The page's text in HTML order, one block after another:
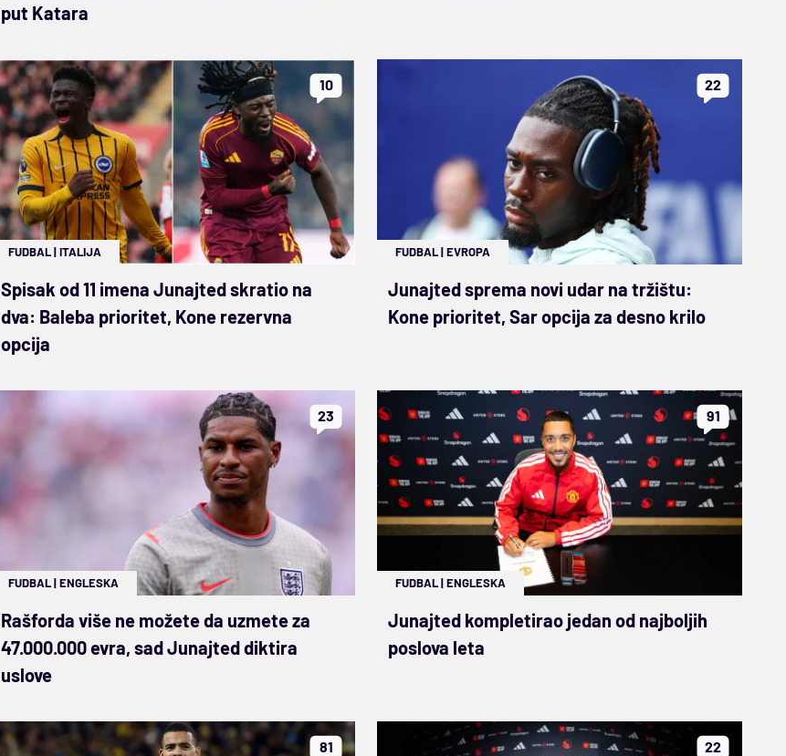
put Katara
10
FUDBAL|ITALIJA
Spisak od 11 imena Junajted skratio na
dva: Baleba prioritet, Kone rezervna
opcija
22
FUDBAL|EVROPA
Junajted sprema novi udar na tržištu:
Kone prioritet, Sar opcija za desno krilo
23
FUDBAL|ENGLESKA
Rašforda više ne možete da uzmete za
47.000.000 evra, sad Junajted diktira
uslove
91
FUDBAL|ENGLESKA
Junajted kompletirao jedan od najboljih
poslova leta
81 22